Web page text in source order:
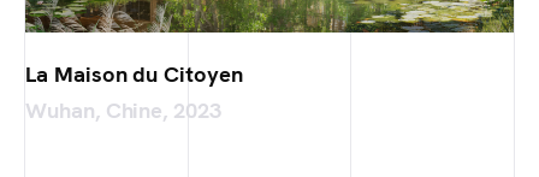
La Maison du Citoyen
Wuhan, Chine, 2023